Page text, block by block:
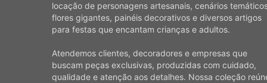
locação de personagens artesanais, cenários
flores gigantes, painéis decorativos e diversos artigos
para festas que encantam crianças e adultos.
Atendemos clientes, decoradores e empresas que
buscam peças exclusivas, produzidas com cuidado,
qualidade e atenção aos detalhes. Nossa coleção